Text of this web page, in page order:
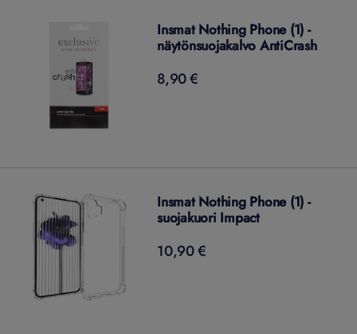
Insmat Nothing Phone (1) -
näytönsuojakalvo AntiCrash
8,90 €
8,90€
Insmat Nothing Phone (1) -
suojakuori Impact
10,90 €
10,90€